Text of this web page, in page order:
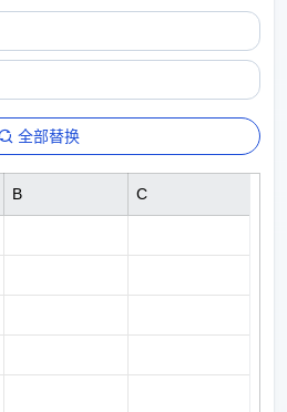
全部替换
B C